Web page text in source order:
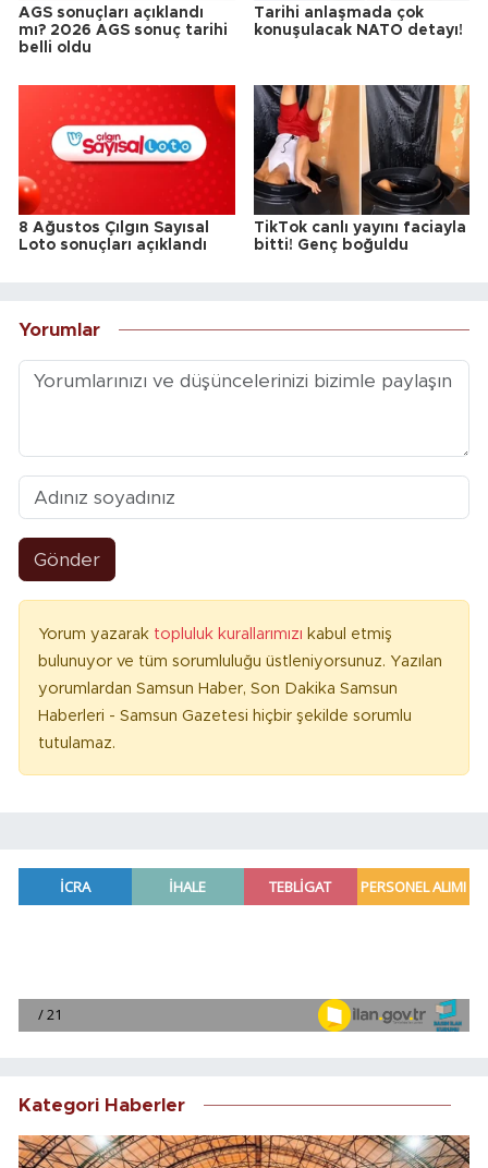
AGS sonuçları açıklandı
mı? 2026 AGS sonuç tarihi
belli oldu
Tarihi anlaşmada çok
konuşulacak NATO detayı!
8 Ağustos Çılgın Sayısal
Loto sonuçları açıklandı
TikTok canlı yayını faciayla
bitti! Genç boğuldu
Yorumlar
Gönder
Yorum yazarak topluluk kurallarımızı kabul etmiş
bulunuyor ve tüm sorumluluğu üstleniyorsunuz. Yazılan
yorumlardan Samsun Haber, Son Dakika Samsun
Haberleri - Samsun Gazetesi hiçbir şekilde sorumlu
tutulamaz.
Kategori Haberler